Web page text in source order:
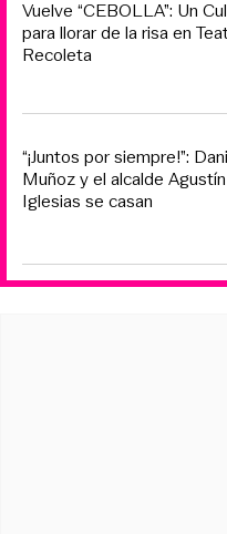
Vuelve “CEBOLLA”: Un
para llorar de la risa en
Recoleta
“¡Juntos por siempre!”:
Muñoz y el alcalde Agustín
Iglesias se casan